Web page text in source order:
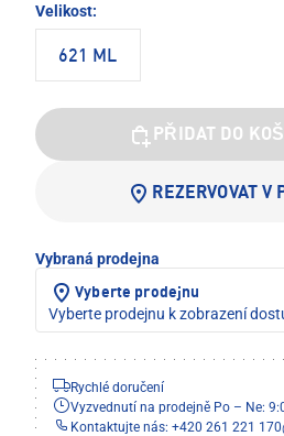
Velikost:
621 ML
PŘIDAT DO
REZERVOVAT V
Vybraná prodejna
Vyberte prodejnu
Vyberte prodejnu k zobrazení
Rychlé doručení
Vyzvednutí na prodejně Po – Ne:
Kontaktujte nás: +420 261 221 170